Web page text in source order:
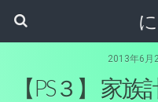
2013年6月
【PS３】 家